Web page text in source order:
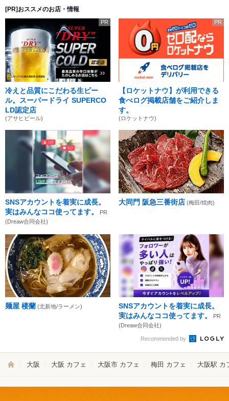
[PR]おススメのお店・情報
PR
冷えと品質にこだわる生ビー
ル。スーパードライ SUPERCO
LD認定店
(アサヒビール)
PR
【ロケットナウ】が利用できる
食べログ掲載店舗をご紹介しま
す。
(ロケットナウ)
SNSアカウントを着実に成長。
実はみんなココ使ってます。
PR
(Dreaw合同会社)
大同門 阪急三番街店 (梅田/焼肉)
麺屋 楼蘭 (北新地/ラーメン)
SNSアカウントを着実に成長。
実はみんなココ使ってます。
PR
(Dreaw合同会社)
Recommended by
大阪 大阪 カフェ 大阪市 カフェ 梅田 カフェ 大阪駅 カ